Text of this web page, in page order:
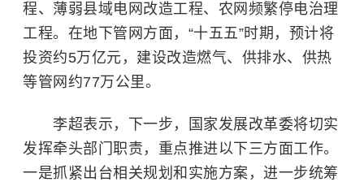
程、薄弱县域电网改造工程、农网频繁停电治理
工程。在地下管网方面，“十五五”时期，预计将
投资约5万亿元，建设改造燃气、供排水、供热
等管网约77万公里。
李超表示，下一步，国家发展改革委将切实
发挥牵头部门职责，重点推进以下三方面工作。
一是抓紧出台相关规划和实施方案，进一步统筹